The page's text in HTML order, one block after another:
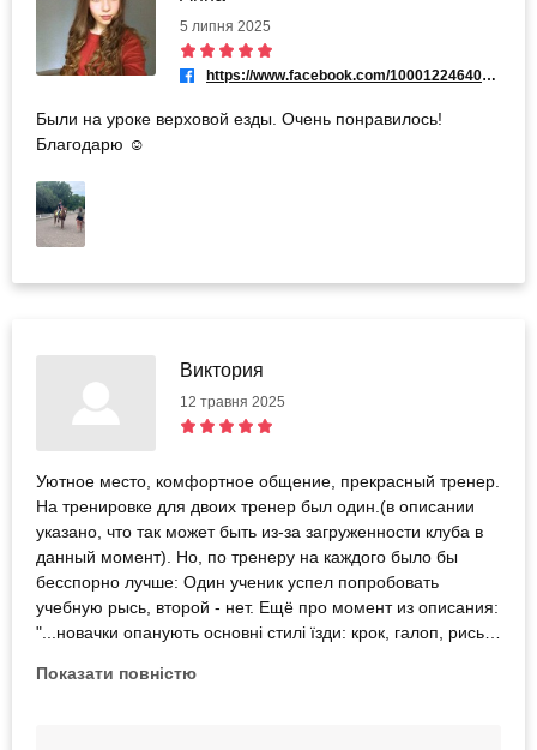
5 липня 2025
https://www.facebook.com/100012246400876
Были на уроке верховой езды. Очень понравилось!
Благодарю ☺️
Виктория
12 травня 2025
Уютное место, комфортное общение, прекрасный тренер.
На тренировке для двоих тренер был один.(в описании
указано, что так может быть из-за загруженности клуба в
данный момент). Но, по тренеру на каждого было бы
бесспорно лучше: Один ученик успел попробовать
учебную рысь, второй - нет. Ещё про момент из описания:
"...новачки опанують основні стилі їзди: крок, галоп, рись."
успеют опанувати галоп. Обязательно придём ещё.
Показати повністю